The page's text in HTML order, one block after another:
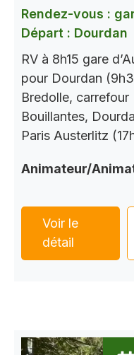
Rendez-vous :
Départ : Dourdan
RV à 8h15 gare
pour Dourdan
Bredolle, carrefour
Bouillantes,
Paris Austerlitz
Animateur/
Voir le
détail